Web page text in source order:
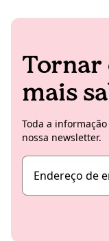
Tornar
mais
Toda a
nossa newsletter.
Endereço de